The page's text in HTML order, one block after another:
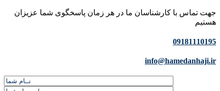
جهت تماس با کارشناسان ما در هر زمان پاسخگوی شما عزیزان
هستیم
09181110195
info@hamedanhaji.ir